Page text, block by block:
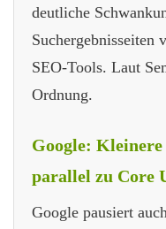
deutliche
Suchergebnisseiten
SEO-Tools. Laut
Ordnung.
Google:
parallel zu Core
Google pausiert